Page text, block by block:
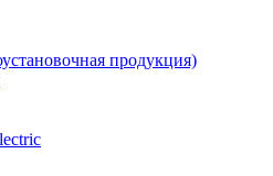
продукция)